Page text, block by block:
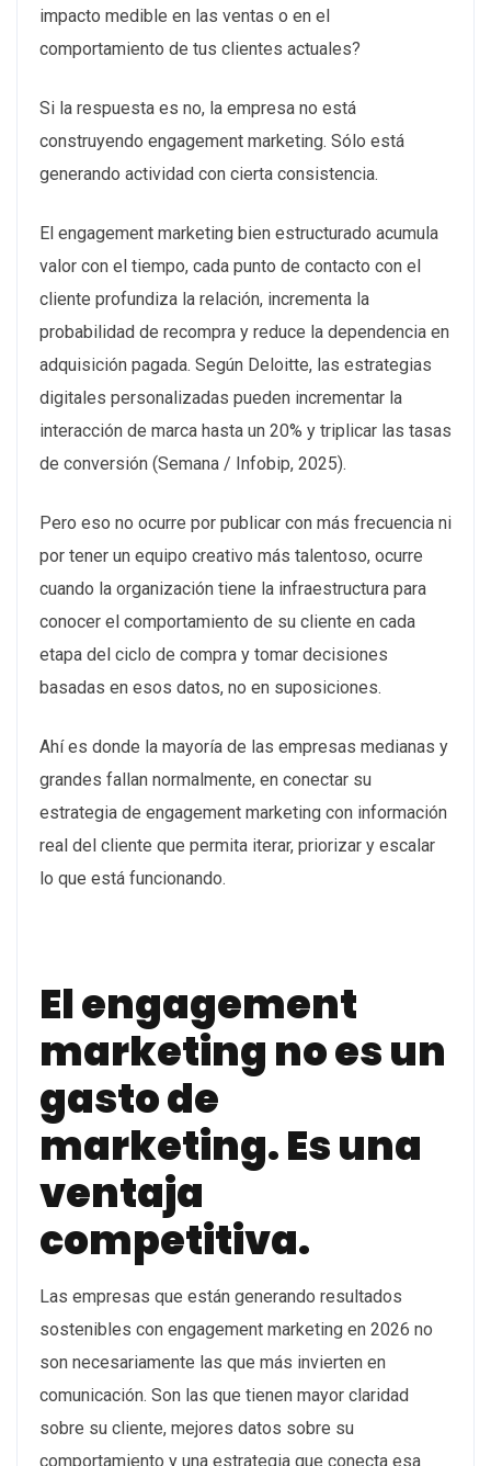
impacto medible en las ventas o en el
comportamiento de tus clientes actuales?
Si la respuesta es no, la empresa no está
construyendo engagement marketing. Sólo está
generando actividad con cierta consistencia.
El engagement marketing bien estructurado acumula
valor con el tiempo, cada punto de contacto con el
cliente profundiza la relación, incrementa la
probabilidad de recompra y reduce la dependencia en
adquisición pagada. Según Deloitte, las estrategias
digitales personalizadas pueden incrementar la
interacción de marca hasta un 20% y triplicar las tasas
de conversión (Semana / Infobip, 2025).
Pero eso no ocurre por publicar con más frecuencia ni
por tener un equipo creativo más talentoso, ocurre
cuando la organización tiene la infraestructura para
conocer el comportamiento de su cliente en cada
etapa del ciclo de compra y tomar decisiones
basadas en esos datos, no en suposiciones.
Ahí es donde la mayoría de las empresas medianas y
grandes fallan normalmente, en conectar su
estrategia de engagement marketing con información
real del cliente que permita iterar, priorizar y escalar
lo que está funcionando.
El engagement
marketing no es un
gasto de
marketing. Es una
ventaja
competitiva.
Las empresas que están generando resultados
sostenibles con engagement marketing en 2026 no
son necesariamente las que más invierten en
comunicación. Son las que tienen mayor claridad
sobre su cliente, mejores datos sobre su
comportamiento y una estrategia que conecta esa